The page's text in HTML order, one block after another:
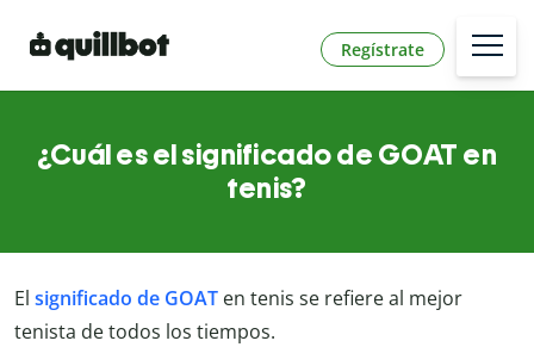
Regístrate
¿Cuál es el significado de GOAT en
tenis?
El significado de GOAT en tenis se refiere al mejor
tenista de todos los tiempos.